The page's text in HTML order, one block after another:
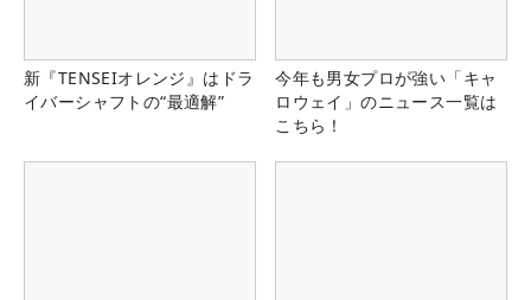
新『TENSEIオレンジ』はドラ
イバーシャフトの“最適解”
今年も男女プロが強い「キャ
ロウェイ」のニュース一覧は
こちら！